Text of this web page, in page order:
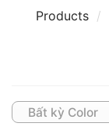
Products /
Bất kỳ Color